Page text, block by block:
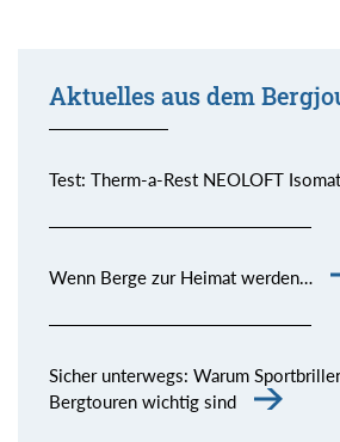
Aktuelles aus dem
Test: Therm-a-Rest NEOLOFT
Wenn Berge zur Heimat werden…
Sicher unterwegs: Warum
Bergtouren wichtig sind